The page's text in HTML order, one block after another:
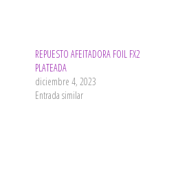
REPUESTO AFEITADORA FOIL FX2
PLATEADA
diciembre 4, 2023
Entrada similar